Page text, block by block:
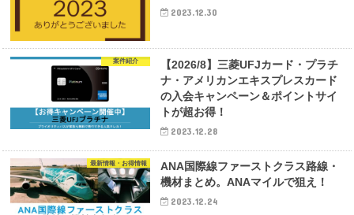
2023.12.30
案件紹介
【2026/8】三菱UFJカード・プラチ
ナ・アメリカンエキスプレスカード
の入会キャンペーン＆ポイントサイ
トが超お得！
2023.12.28
最新情報・お得情報
ANA国際線ファーストクラス路線・
機材まとめ。ANAマイルで狙え！
2023.12.24